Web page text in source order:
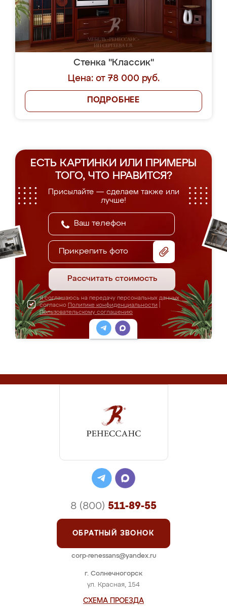
Стенка "Классик"
Цена: от 78 000 руб.
ПОДРОБНЕЕ
ЕСТЬ КАРТИНКИ ИЛИ ПРИМЕРЫ
ТОГО, ЧТО НРАВИТСЯ?
Присылайте — сделаем также или
лучше!
Прикрепить фото
Рассчитать стоимость
Я соглашаюсь на передачу персональных данных
согласно Политике конфиденциальности
Пользовательскому соглашению
г. Солнечногорск
ул. Красная, 154
СХЕМА ПРОЕЗДА
8 (800) 511-89-55
ОБРАТНЫЙ ЗВОНОК
corp-renessans@yandex.ru